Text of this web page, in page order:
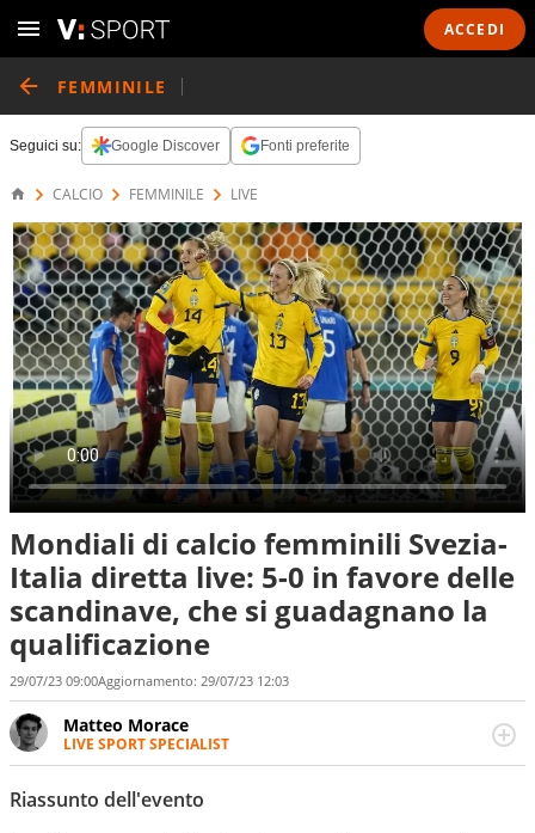
ACCEDI
FEMMINILE
Seguici su: Google Discover Fonti preferite
CALCIO FEMMINILE LIVE
Mondiali di calcio femminili Svezia-
Italia diretta live: 5-0 in favore delle
scandinave, che si guadagnano la
qualificazione
29/07/23 09:00Aggiornamento: 29/07/23 12:03
Matteo Morace
LIVE SPORT SPECIALIST
La multimedialità quale approccio personale e
professionale. Ama raccontare lo sport focalizzando ogni
attenzione sul tempo reale: la verità della dirette non
Riassunto dell'evento